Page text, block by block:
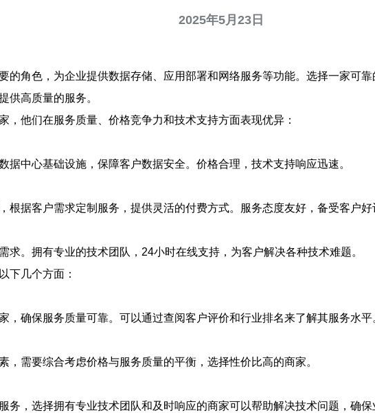
2025年5月23日
的角色，为企业提供数据存储、应用部署和网络服务等功能。选择一家可
供高质量的服务。
，他们在服务质量、价格竞争力和技术支持方面表现优异：
据中心基础设施，保障客户数据安全。价格合理，技术支持响应迅速。
根据客户需求定制服务，提供灵活的付费方式。服务态度友好，备受客户好
求。拥有专业的技术团队，24小时在线支持，为客户解决各种技术难题。
下几个方面：
，确保服务质量可靠。可以通过查阅客户评价和行业排名来了解其服务水平
，需要综合考虑价格与服务质量的平衡，选择性价比高的商家。
务，选择拥有专业技术团队和及时响应的商家可以帮助解决技术问题，确保